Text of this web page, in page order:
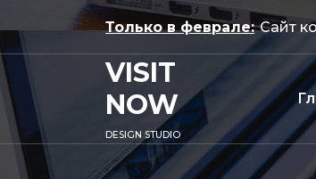
к
содержимому
Только в феврале:
VISIT
NOW
DESIGN STUDIO